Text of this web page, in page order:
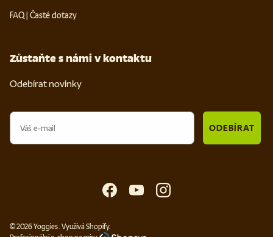
FAQ | Časté dotazy
Zůstaňte s námi v kontaktu
Odebírat novinky
Email
ODEBÍRAT
FacebookYouTubeInstagram
© 2026Yoggies.Využívá Shopify.